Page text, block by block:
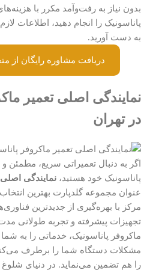
بدون نیاز به رفت‌وآمد مکرر با
پاناسونیک را انجام دهید، اطلاعات
به دست آورید.
دریافت مشاوره رایگان از
نمایندگی اصلی تعمیر
در تهران
اگر به دنبال تعمیراتی سریع، مطمئن و
پاناسونیک خود هستید، نمایندگی اصلی
عنوان مجموعه گلدپارت بهترین
مرکز با بهره‌گیری از جدیدترین
تجهیزات پیشرفته و تجربه طولانی
ماکروفر پاناسونیک، خدماتی را به شما
مشکلات دستگاه شما را برطرف
را هم تضمین می‌نماید. در دنیای